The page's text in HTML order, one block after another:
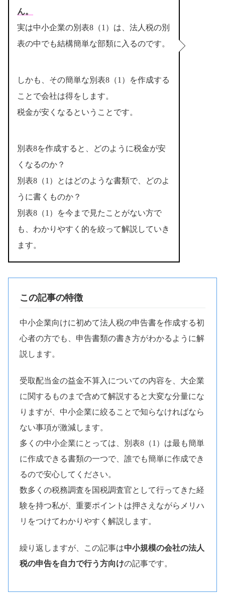
ん。
実は中小企業の別表8（1）は、法人税の別
表の中でも結構簡単な部類に入るのです。
しかも、その簡単な別表8（1）を作成する
ことで会社は得をします。
税金が安くなるということです。
別表8を作成すると、どのように税金が安
くなるのか？
別表8（1）とはどのような書類で、どのよ
うに書くものか？
別表8（1）を今まで見たことがない方で
も、わかりやすく的を絞って解説していき
ます。
この記事の特徴
中小企業向けに初めて法人税の申告書を作成する初
心者の方でも、申告書類の書き方がわかるように解
説します。
受取配当金の益金不算入についての内容を、大企業
に関するものまで含めて解説すると大変な分量にな
りますが、中小企業に絞ることで知らなければなら
ない事項が激減します。
多くの中小企業にとっては、別表8（1）は最も簡単
に作成できる書類の一つで、誰でも簡単に作成でき
るので安心してください。
数多くの税務調査を国税調査官として行ってきた経
験を持つ私が、重要ポイントは押さえながらメリハ
リをつけてわかりやすく解説します。
繰り返しますが、この記事は中小規模の会社の法人
税の申告を自力で行う方向けの記事です。